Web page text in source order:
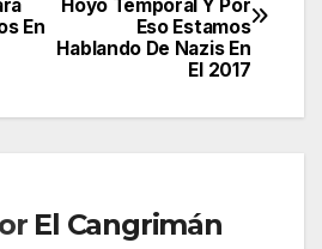
Hoyo Temporal Y Por
Eso Estamos
Hablando De Nazis En
El 2017
En
El Cangrimán